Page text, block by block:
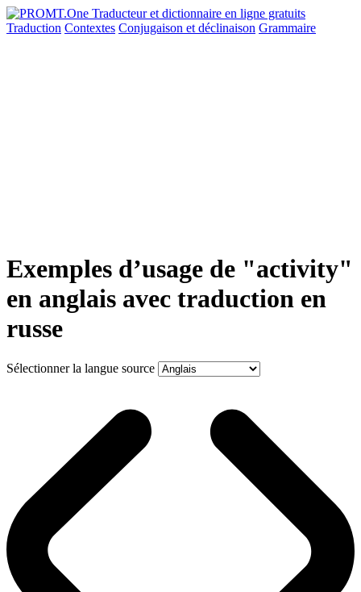
Traduction Contextes Conjugaison et déclinaison Grammaire
Exemples d’usage de "activity"
en anglais avec traduction en
russe
Sélectionner la langue source